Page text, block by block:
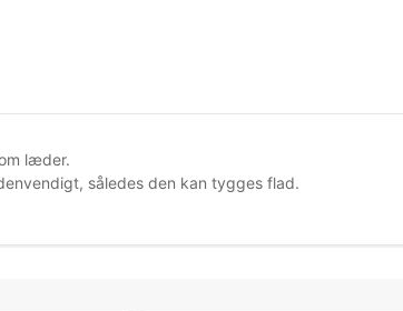
læder.
således den kan tygges flad.